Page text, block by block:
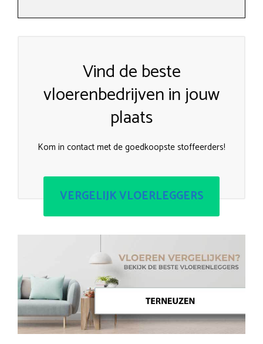
Vind de beste
vloerenbedrijven in jouw
plaats
Kom in contact met de goedkoopste stoffeerders!
VERGELIJK VLOERLEGGERS